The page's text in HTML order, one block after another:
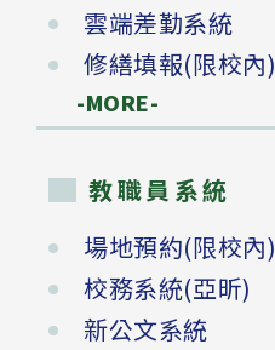
雲端差勤系統
修繕填報(限校內)
-MORE-
教職員系統
場地預約(限校內)
校務系統(亞昕)
新公文系統